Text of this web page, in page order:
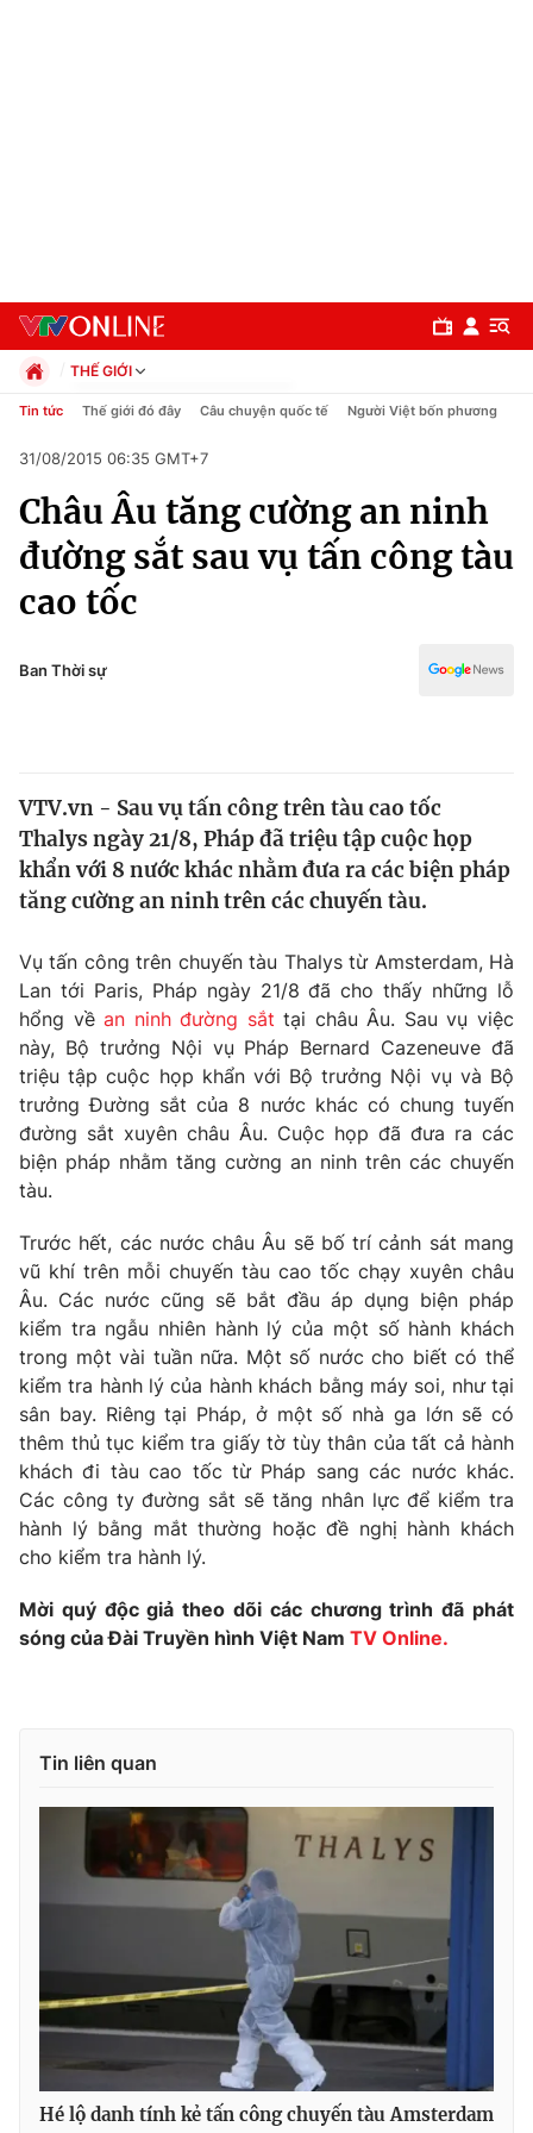
Chuyên mục
Chính trị
Xã hội
Pháp luật
Thế giới
Tin tức
Thế giới đó đây
Câu chuyện quốc tế
Kinh tế
Thị trường
Góc doanh nghiệp
Dữ liệu và đời sống
Truyền hình
Phim VTV
Hậu trường
Nhân vật
Giải sao mai
Giải trí
Điện ảnh
Âm nhạc
Sao
Đời sống
Làm đẹp
Chất lượng cuộc sống
Giáo dục
Tuyển sinh
Học trực tuyến
Công nghệ
Hitech Công nghệ tương lai
Sản phẩm
Thị trường
Tư vấn
Giao lưu trực tuyến
Lịch phát sóng
Chuyên mục khác
Emagazine
Photo Infographic
VTV Money
VTV Sức khoẻ Bất động sản
Thị trường 24h Tấm lòng Việt
Vươn mình bằng AI
VTV8
Liên hệ tòa soạn English
THẾ GIỚI
Chính trị
Pháp luật
Kinh tế
Thể thao
Truyền hình
Văn hóa - Giải trí
Công nghệ
Tin tức Thế giới đó đây Câu chuyện quốc tế Người Việt bốn phương
31/08/2015 06:35 GMT+7
Châu Âu tăng cường an ninh
đường sắt sau vụ tấn công tàu
cao tốc
Ban Thời sự
VTV.vn - Sau vụ tấn công trên tàu cao tốc
Thalys ngày 21/8, Pháp đã triệu tập cuộc họp
khẩn với 8 nước khác nhằm đưa ra các biện pháp
tăng cường an ninh trên các chuyến tàu.
Vụ tấn công trên chuyến tàu Thalys từ Amsterdam, Hà
Lan tới Paris, Pháp ngày 21/8 đã cho thấy những lỗ
hổng vềan ninh đường sắt tại châu Âu. Sau vụ việc
này, Bộ trưởng Nội vụ Pháp Bernard Cazeneuve đã
triệu tập cuộc họp khẩn với Bộ trưởng Nội vụ và Bộ
trưởng Đường sắt của 8 nước khác có chung tuyến
đường sắt xuyên châu Âu. Cuộc họp đã đưa ra các
biện pháp nhằm tăng cường an ninh trên các chuyến
tàu.
Trước hết, các nước châu Âu sẽ bố trí cảnh sát mang
vũ khí trên mỗi chuyến tàu cao tốc chạy xuyên châu
Âu. Các nước cũng sẽ bắt đầu áp dụng biện pháp
kiểm tra ngẫu nhiên hành lý của một số hành khách
trong một vài tuần nữa. Một số nước cho biết có thể
kiểm tra hành lý của hành khách bằng máy soi, như tại
sân bay. Riêng tại Pháp, ở một số nhà ga lớn sẽ có
thêm thủ tục kiểm tra giấy tờ tùy thân của tất cả hành
khách đi tàu cao tốc từ Pháp sang các nước khác.
Các công ty đường sắt sẽ tăng nhân lực để kiểm tra
hành lý bằng mắt thường hoặc đề nghị hành khách
cho kiểm tra hành lý.
Mời quý độc giả theo dõi các chương trình đã phát
sóng của Đài Truyền hình Việt Nam TV Online.
Tin liên quan
Hé lộ danh tính kẻ tấn công chuyến tàu Amsterdam